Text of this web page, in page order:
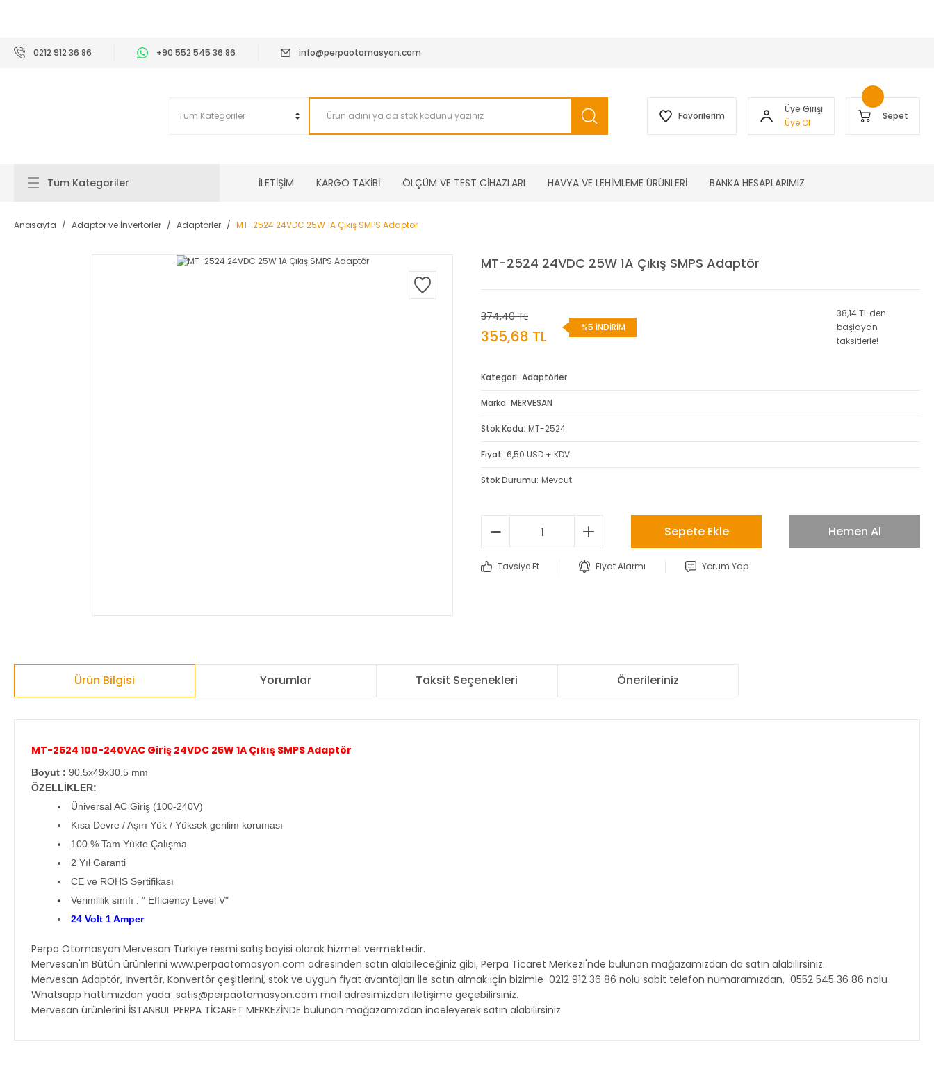
0212 912 36 86 +90 552 545 36 86 info@perpaotomasyon.com
Favorilerim
Üye Girişi
Üye Ol
Sepet
Tüm Kategoriler İLETİŞİM KARGO TAKİBİ ÖLÇÜM VE TEST CİHAZLARI HAVYA VE LEHİMLEME ÜRÜNLERİ BANKA HESAPLARIMIZ
Anasayfa Adaptör ve İnvertörler Adaptörler MT-2524 24VDC 25W 1A Çıkış SMPS Adaptör
MT-2524 24VDC 25W 1A Çıkış SMPS Adaptör
374,40 TL
355,68 TL %5 İNDİRİM
38,14 TL den
başlayan
taksitlerle!
Kategori Adaptörler
Marka MERVESAN
Stok Kodu MT-2524
Fiyat 6,50 USD + KDV
Stok Durumu Mevcut
Sepete Ekle Hemen Al
Tavsiye Et Fiyat Alarmı Yorum Yap
Ürün Bilgisi Yorumlar Taksit Seçenekleri Önerileriniz
MT-2524 100-240VAC Giriş 24VDC 25W 1A Çıkış SMPS Adaptör
Boyut : 90.5x49x30.5 mm
ÖZELLİKLER:
Üniversal AC Giriş (100-240V)
Kısa Devre / Aşırı Yük / Yüksek gerilim koruması
100 % Tam Yükte Çalışma
2 Yıl Garanti
CE ve ROHS Sertifikası
Verimlilik sınıfı : " Efficiency Level V"
24 Volt 1 Amper
Perpa Otomasyon Mervesan Türkiye resmi satış bayisi olarak hizmet vermektedir.
Mervesan'ın Bütün ürünlerini www.perpaotomasyon.com adresinden satın alabileceğiniz gibi, Perpa Ticaret Merkezi'nde bulunan mağazamızdan da satın alabilirsiniz.
Mervesan Adaptör, İnvertör, Konvertör çeşitlerini, stok ve uygun fiyat avantajları ile satın almak için bizimle 0212 912 36 86 nolu sabit telefon numaramızdan, 0552 545 36 86 nolu
Whatsapp hattımızdan yada satis@perpaotomasyon.com mail adresimizden iletişime geçebilirsiniz.
Mervesan ürünlerini İSTANBUL PERPA TİCARET MERKEZİNDE bulunan mağazamızdan inceleyerek satın alabilirsiniz